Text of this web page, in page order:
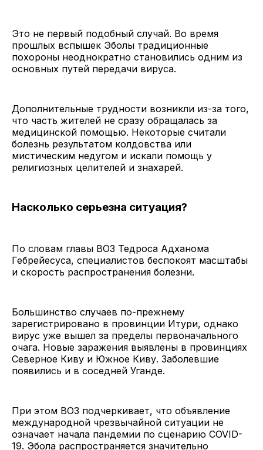
Это не первый подобный случай. Во время
прошлых вспышек Эболы традиционные
похороны неоднократно становились одним из
основных путей передачи вируса.
Дополнительные трудности возникли из-за того,
что часть жителей не сразу обращалась за
медицинской помощью. Некоторые считали
болезнь результатом колдовства или
мистическим недугом и искали помощь у
религиозных целителей и знахарей.
Насколько серьезна ситуация?
По словам главы ВОЗ Тедроса Адханома
Гебрейесуса, специалистов беспокоят масштабы
и скорость распространения болезни.
Большинство случаев по-прежнему
зарегистрировано в провинции Итури, однако
вирус уже вышел за пределы первоначального
очага. Новые заражения выявлены в провинциях
Северное Киву и Южное Киву. Заболевшие
появились и в соседней Уганде.
При этом ВОЗ подчеркивает, что объявление
международной чрезвычайной ситуации не
означает начала пандемии по сценарию COVID-
19. Эбола распространяется значительно